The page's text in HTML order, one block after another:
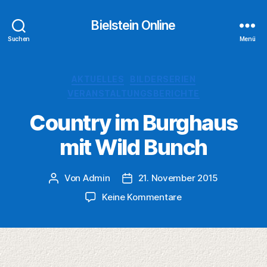
Suchen
Bielstein Online
Menü
Country im Burghaus
mit Wild Bunch
Beitragsautor
Von Admin Veröffentlichungsdatum
21. November 2015
Keine Kommentarezu
Burghaus
Wild